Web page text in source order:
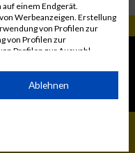
Mediadaten
Impressum
einem Endgerät.
Werbeanzeigen. Erstellung
von Profilen zur
von Profilen zur
Profilen zur Auswahl
durch Statistiken oder
Quellen. Entwicklung und
weitergegeben und in die
Ablehnen